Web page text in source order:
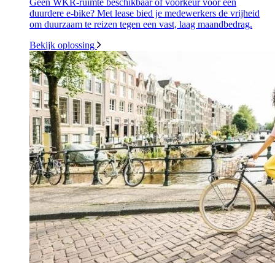
Geen WKR-ruimte beschikbaar of voorkeur voor een
duurdere e-bike? Met lease bied je medewerkers de vrijheid
om duurzaam te reizen tegen een vast, laag maandbedrag.
Bekijk oplossing